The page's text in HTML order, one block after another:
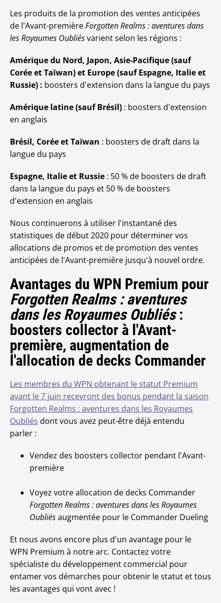
Les produits de la promotion des ventes anticipées
de l'Avant-premièreForgotten Realms : aventures dans
les Royaumes Oubliésvarient selon les régions :
Amérique du Nord, Japon, Asie-Pacifique (sauf
Corée et Taïwan) et Europe (sauf Espagne, Italie et
Russie) : boosters d'extension dans la langue du pays
Amérique latine (sauf Brésil) : boosters d'extension
en anglais
Brésil, Corée et Taïwan : boosters de draft dans la
langue du pays
Espagne, Italie et Russie : 50 % de boosters de draft
dans la langue du pays et 50 % de boosters
d'extension en anglais
Nous continuerons à utiliser l'instantané des
statistiques de début 2020 pour déterminer vos
allocations de promos et de promotion des ventes
anticipées de l'Avant-première jusqu'à nouvel ordre.
Avantages du WPN Premium pour
Forgotten Realms : aventures
dans les Royaumes Oubliés:
boosters collector à l'Avant-
première, augmentation de
l'allocation de decks Commander
Les membres du WPN obtenant le statut Premium
avant le 7 juin recevront des bonus pendant la saison
Forgotten Realms : aventures dans les Royaumes
Oubliés dont vous avez peut-être déjà entendu
parler :
Vendez des boosters collector pendant l'Avant-
première
Voyez votre allocation de decks Commander
Forgotten Realms : aventures dans les Royaumes
Oubliésaugmentée pour le Commander Dueling
Et nous avons encore plus d'un avantage pour le
WPN Premium à notre arc. Contactez votre
spécialiste du développement commercial pour
entamer vos démarches pour obtenir le statut et tous
les avantages qui vont avec !